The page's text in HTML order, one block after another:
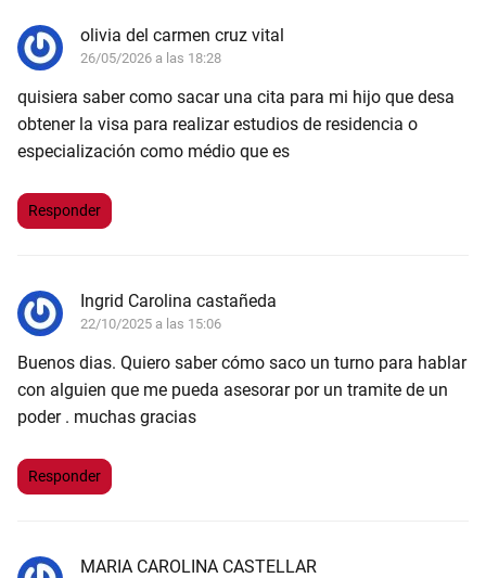
olivia del carmen cruz vital
26/05/2026 a las 18:28
quisiera saber como sacar una cita para mi hijo que desa
obtener la visa para realizar estudios de residencia o
especialización como médio que es
Responder
Ingrid Carolina castañeda
22/10/2025 a las 15:06
Buenos dias. Quiero saber cómo saco un turno para hablar
con alguien que me pueda asesorar por un tramite de un
poder . muchas gracias
Responder
MARIA CAROLINA CASTELLAR